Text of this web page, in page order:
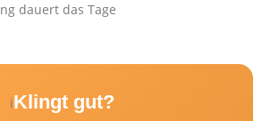
dauert das Tage
iKlingt gut?